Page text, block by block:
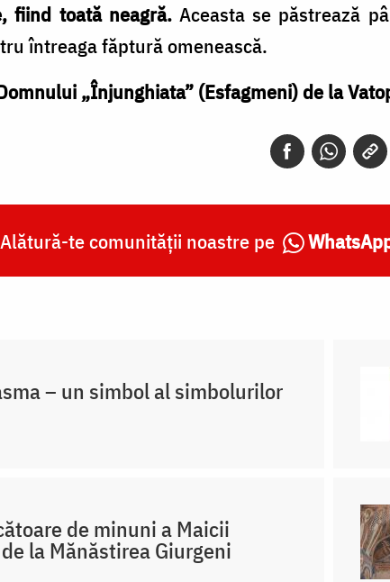
fiind toată neagră.Aceasta se păstrează
întreaga făptură omenească.
„Înjunghiata” (Esfagmeni) de la
Alătură-te comunității noastre pe
– un simbol al simbolurilor
de minuni a Maicii
la Mănăstirea Giurgeni